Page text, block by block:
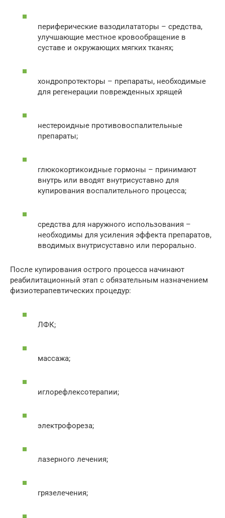
периферические вазодилататоры – средства,
улучшающие местное кровообращение в
суставе и окружающих мягких тканях;
хондропротекторы – препараты, необходимые
для регенерации поврежденных хрящей
нестероидные противовоспалительные
препараты;
глюкокортикоидные гормоны – принимают
внутрь или вводят внутрисуставно для
купирования воспалительного процесса;
средства для наружного использования –
необходимы для усиления эффекта препаратов,
вводимых внутрисуставно или перорально.
После купирования острого процесса начинают
реабилитационный этап с обязательным назначением
физиотерапевтических процедур:
ЛФК;
массажа;
иглорефлексотерапии;
электрофореза;
лазерного лечения;
грязелечения;